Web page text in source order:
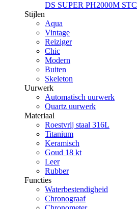
DS SUPER PH2000M STC
Stijlen
Aqua
Vintage
Reiziger
Chic
Modern
Buiten
Skeleton
Uurwerk
Automatisch uurwerk
Quartz uurwerk
Materiaal
Roestvrij staal 316L
Titanium
Keramisch
Goud 18 kt
Leer
Rubber
Functies
Waterbestendigheid
Chronograaf